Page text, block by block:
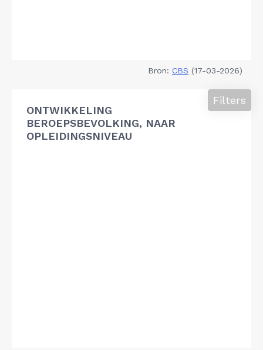
Bron: CBS (17-03-2026)
ONTWIKKELING
BEROEPSBEVOLKING, NAAR
OPLEIDINGSNIVEAU
Filters